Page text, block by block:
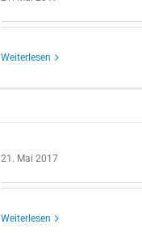
Weiterlesen
21. Mai 2017
Weiterlesen